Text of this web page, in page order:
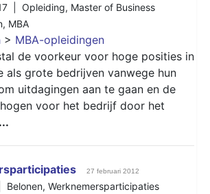
| Opleiding, Master of Business
, MBA
> MBA-opleidingen
de voorkeur voor hoge posities in
als grote bedrijven vanwege hun
uitdagingen aan te gaan en de
voor het bedrijf door het
...
27 februari 2012
Belonen, Werknemersparticipaties